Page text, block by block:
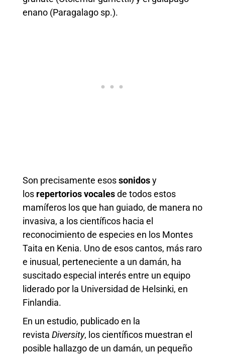
enano (Paragalago sp.).
Son precisamente esossonidosy
los repertorios vocalesde todos estos
mamíferos los que han guiado, de manera no
invasiva, a los científicos hacia el
reconocimiento de especies en los Montes
Taita en Kenia. Uno de esos cantos, más raro
e inusual, perteneciente a un damán, ha
suscitado especial interés entre un equipo
liderado por la Universidad de Helsinki, en
Finlandia.
En un estudio, publicado en la
revista Diversity, los científicos muestran el
posible hallazgo de un damán, un pequeño